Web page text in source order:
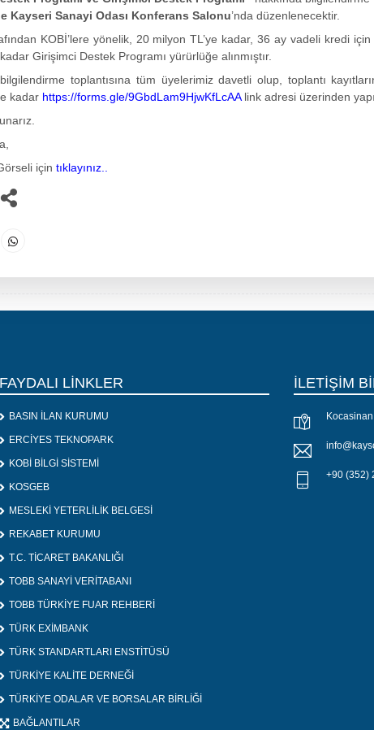
Kayseri Sanayi Odası Konferans Salonu’nda düzenlenecektir.
KOBİ’lere yönelik, 20 milyon TL’ye kadar, 36 ay vadeli kredi
Girişimci Destek Programı yürürlüğe alınmıştır.
toplantısına tüm üyelerimiz davetli olup, toplantı
kadar https://forms.gle/9GbdLam9HjwKfLcAAlink adresi üzerinden
için tıklayınız..
FAYDALI LİNKLER
BASIN İLAN KURUMU
ERCİYES TEKNOPARK
KOBİ BİLGİ SİSTEMİ
KOSGEB
MESLEKİ YETERLİLİK BELGESİ
REKABET KURUMU
T.C. TİCARET BAKANLIĞI
TOBB SANAYİ VERİTABANI
TOBB TÜRKİYE FUAR REHBERİ
TÜRK EXİMBANK
TÜRK STANDARTLARI ENSTİTÜSÜ
TÜRKİYE KALİTE DERNEĞİ
TÜRKİYE ODALAR VE BORSALAR BİRLİĞİ
BAĞLANTILAR
İLETİŞİM
+90 (352)